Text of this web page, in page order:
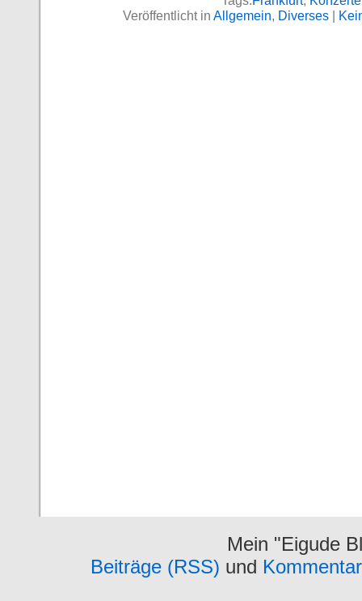
Veröffentlicht in Allgemein, Diverses|
Mein "Eigude
Beiträge (RSS) und